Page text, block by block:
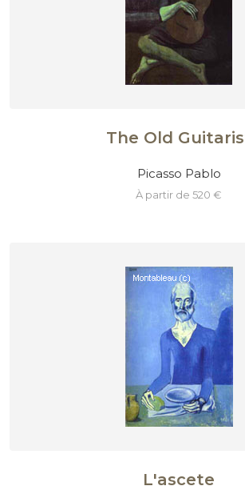
The Old
Picasso Pablo
à partir de 520 €
L'ascete